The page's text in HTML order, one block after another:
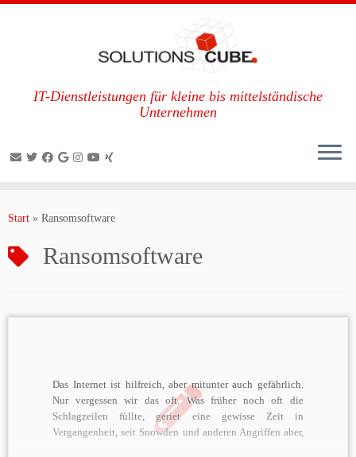
Inhalt
IT-Dienstleistungen für kleine bis mittelständische
Unternehmen
Start » Ransomsoftware
Ransomsoftware
Das Internet ist hilfreich, aber mitunter auch gefährlich.
Nur vergessen wir das oft. Was früher noch oft die
Schlagzeilen füllte, geriet eine gewisse Zeit in
Vergangenheit, seit Snowden und anderen Angriffen aber,